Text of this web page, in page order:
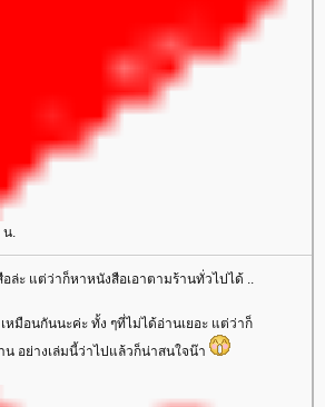
น.
ล่ะ แต่ว่าก็หาหนังสือเอาตามร้านทั่วไปได้ ..
หมือนกันนะค่ะ ทั้ง ๆที่ไม่ได้อ่านเยอะ แต่ว่าก็
อย่างเล่มนี้ว่าไปแล้วก็น่าสนใจน๊า